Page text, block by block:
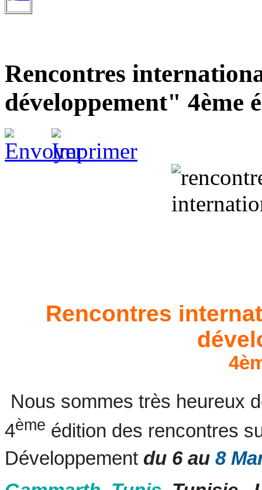
Rencontres
développement" 4ème
Rencontres
Nous sommes très heureux
4ème édition des rencontres
Développement du 6 au 8